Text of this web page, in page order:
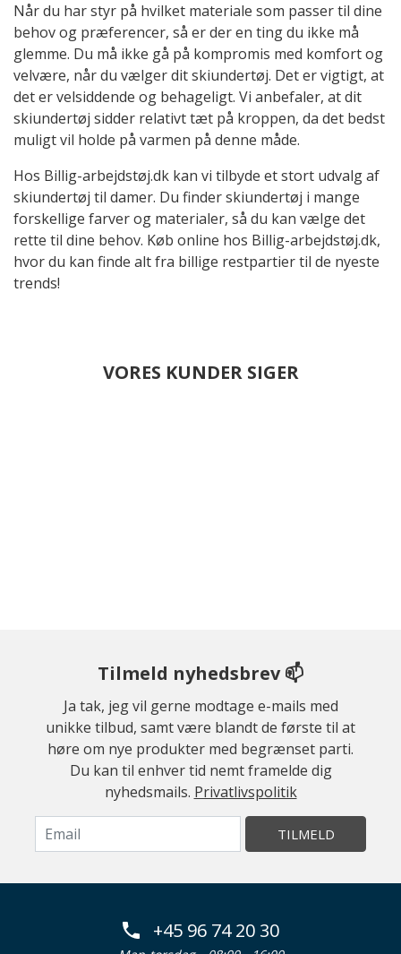
Når du har styr på hvilket materiale som passer til dine
behov og præferencer, så er der en ting du ikke må
glemme. Du må ikke gå på kompromis med komfort og
velvære, når du vælger dit skiundertøj. Det er vigtigt, at
det er velsiddende og behageligt. Vi anbefaler, at dit
skiundertøj sidder relativt tæt på kroppen, da det bedst
muligt vil holde på varmen på denne måde.
Hos Billig-arbejdstøj.dk kan vi tilbyde et stort udvalg af
skiundertøj til damer. Du finder skiundertøj i mange
forskellige farver og materialer, så du kan vælge det
rette til dine behov. Køb online hos Billig-arbejdstøj.dk,
hvor du kan finde alt fra billige restpartier til de nyeste
trends!
VORES KUNDER SIGER
Tilmeld nyhedsbrev 📫
Ja tak, jeg vil gerne modtage e-mails med
unikke tilbud, samt være blandt de første til at
høre om nye produkter med begrænset parti.
Du kan til enhver tid nemt framelde dig
nyhedsmails. Privatlivspolitik
TILMELD
+45 96 74 20 30